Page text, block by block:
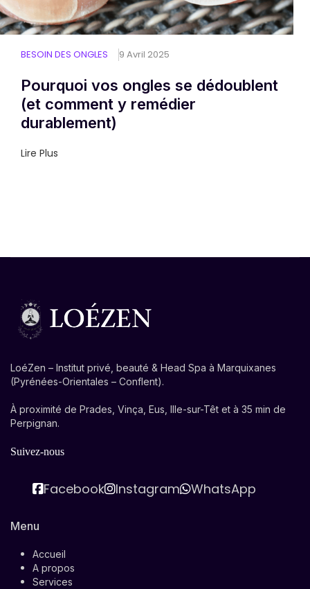
Pourquoi vos ongles se dédoublent
(et comment y remédier
durablement)
9 Avril 2025
BESOIN DES ONGLES
Lire Plus
LoéZen – Institut privé, beauté & Head Spa à Marquixanes
(Pyrénées-Orientales – Conflent).
À proximité de Prades, Vinça, Eus, Ille-sur-Têt et à 35 min de
Perpignan.
Suivez-nous
Facebook Instagram WhatsApp
Menu
Accueil
A propos
Services